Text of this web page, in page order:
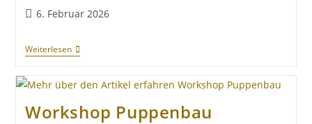
6. Februar 2026
Weiterlesen
Workshop Puppenbau